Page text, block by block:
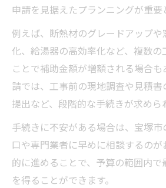
申請を見据えたプランニングが重要
例えば、断熱材のグレードアップ
化、給湯器の高効率化など、複数の
ことで補助金額が増額される場合も
請では、工事前の現地調査や見積
提出など、段階的な手続きが求めら
手続きに不安がある場合は、宝塚
口や専門業者に早めに相談するの
的に進めることで、予算の範囲内
を得ることができます。